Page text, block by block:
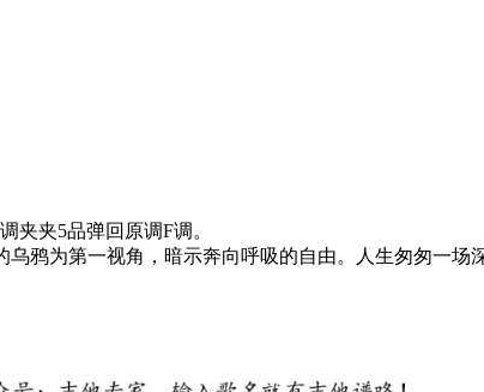
夹夹5品弹回原调F调。
鸦为第一视角，暗示奔向呼吸的自由。人生匆匆一